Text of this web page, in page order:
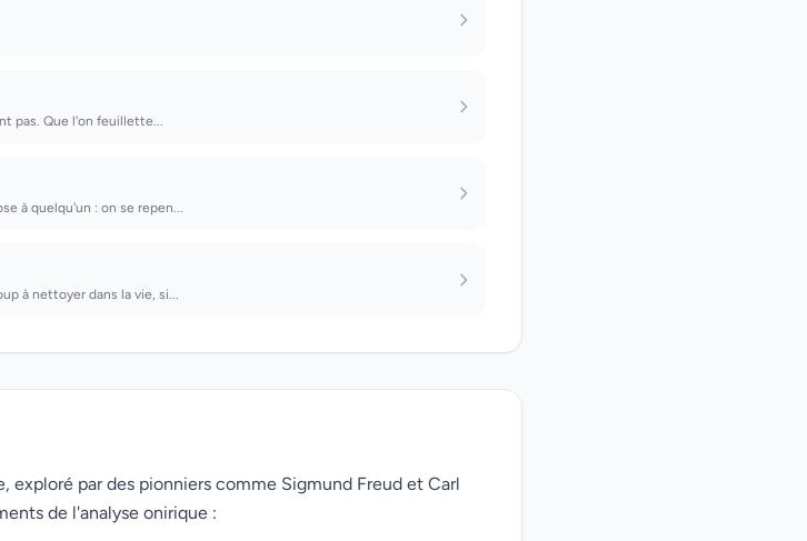
pas. Que l'on feuillette...
à quelqu'un : on se repen...
à nettoyer dans la vie, si...
exploré par des pionniers comme Sigmund Freud et Carl
de l'analyse onirique :